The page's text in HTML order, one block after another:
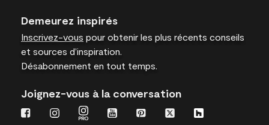
Demeurez inspirés
Inscrivez-vous pour obtenir les plus récents conseils
et sources d’inspiration.
Désabonnement en tout temps.
Joignez-vous à la conversation